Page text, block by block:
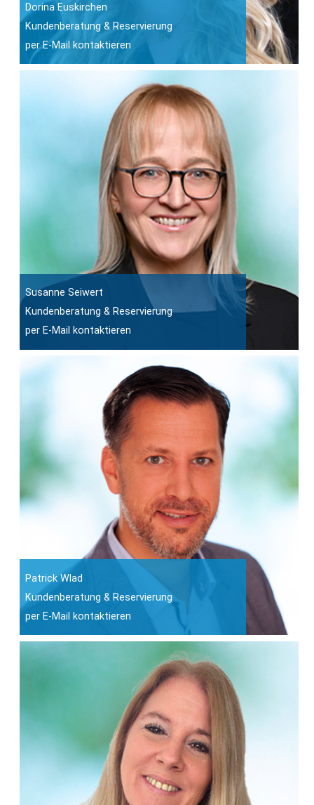
Dorina Euskirchen
Kundenberatung & Reservierung
per E-Mail kontaktieren
Susanne Seiwert
Kundenberatung & Reservierung
per E-Mail kontaktieren
Patrick Wlad
Kundenberatung & Reservierung
per E-Mail kontaktieren